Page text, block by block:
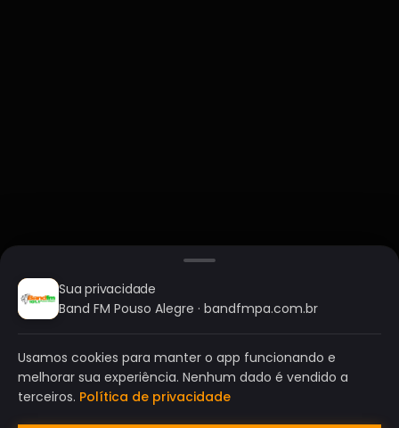
Sua privacidade
Band FM Pouso Alegre · bandfmpa.com.br
Usamos cookies para manter o app funcionando e
melhorar sua experiência. Nenhum dado é vendido a
terceiros. Política de privacidade